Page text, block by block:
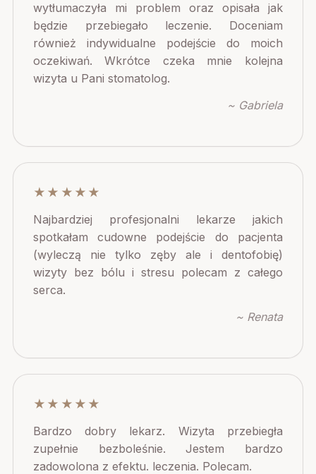
wytłumaczyła mi problem oraz opisała jak
będzie przebiegało leczenie. Doceniam
również indywidualne podejście do moich
oczekiwań. Wkrótce czeka mnie kolejna
wizyta u Pani stomatolog.
~ Gabriela
★★★★★
Najbardziej profesjonalni lekarze jakich
spotkałam cudowne podejście do pacjenta
(wyleczą nie tylko zęby ale i dentofobię)
wizyty bez bólu i stresu polecam z całego
serca.
~ Renata
★★★★★
Bardzo dobry lekarz. Wizyta przebiegła
zupełnie bezboleśnie. Jestem bardzo
zadowolona z efektu. leczenia. Polecam.